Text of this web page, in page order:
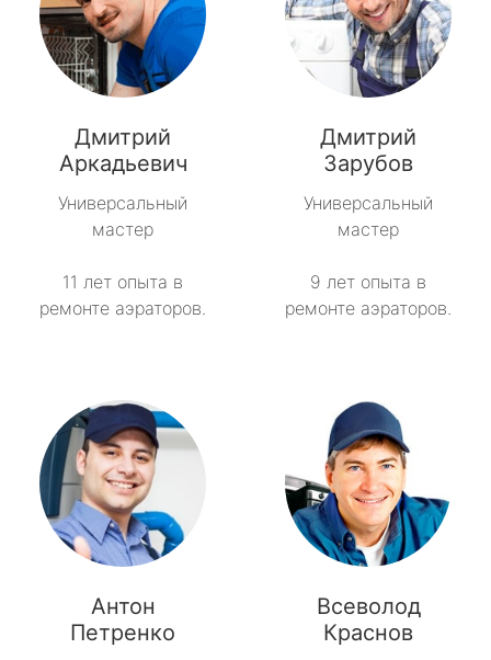
Дмитрий
Аркадьевич
Универсальный
мастер
11 лет опыта в
ремонте аэраторов.
Дмитрий
Зарубов
Универсальный
мастер
9 лет опыта в
ремонте аэраторов.
Антон
Петренко
Всеволод
Краснов